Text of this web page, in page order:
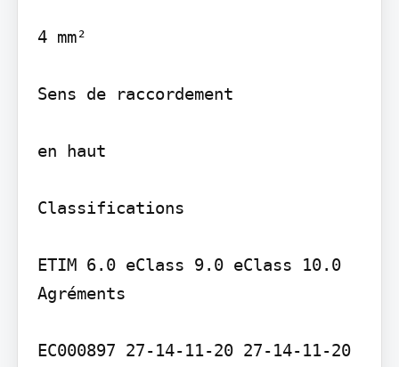
4 mm²
Sens de raccordement
en haut
Classifications
ETIM 6.0 eClass 9.0 eClass 10.0
Agréments
EC000897 27-14-11-20 27-14-11-20